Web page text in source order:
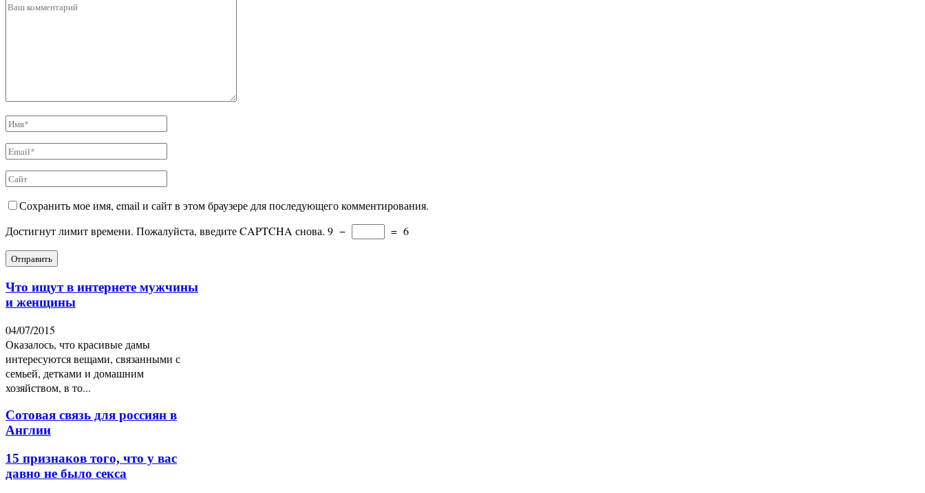
Сохранить мое имя, email и сайт в этом браузере для последующего комментирования.
Достигнут лимит времени. Пожалуйста, введите CAPTCHA снова. 9 − = 6
Что ищут в интернете мужчины
и женщины
04/07/2015
Оказалось, что красивые дамы
интересуются вещами, связанными с
семьей, детками и домашним
хозяйством, в то...
Сотовая связь для россиян в
Англии
15 признаков того, что у вас
давно не было секса